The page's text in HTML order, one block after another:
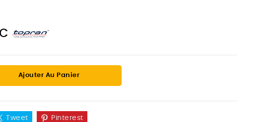
Ajouter Au Panier
Tweet Pinterest